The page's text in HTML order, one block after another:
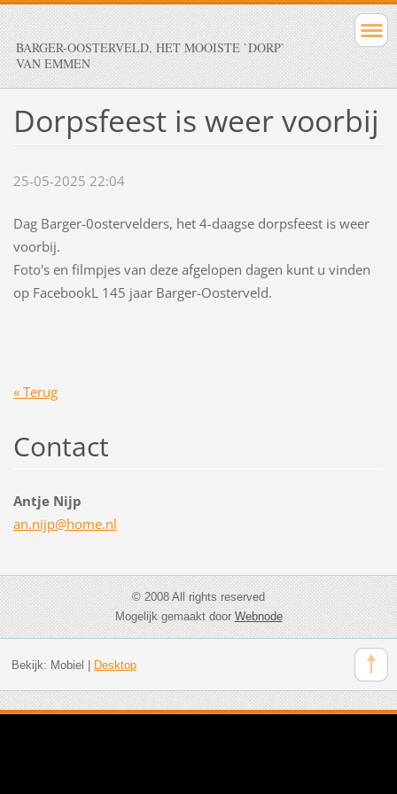
BARGER-OOSTERVELD, HET MOOISTE `DORP`
VAN EMMEN
Dorpsfeest is weer voorbij
25-05-2025 22:04
Dag Barger-0ostervelders, het 4-daagse dorpsfeest is weer
voorbij.
Foto's en filmpjes van deze afgelopen dagen kunt u vinden
op FacebookL 145 jaar Barger-Oosterveld.
« Terug
Contact
Antje Nijp
an.nijp@home.nl
© 2008 All rights reserved
Mogelijk gemaakt doorWebnode
Bekijk: Mobiel Desktop